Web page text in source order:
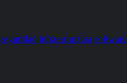
seguridad infraestructura software